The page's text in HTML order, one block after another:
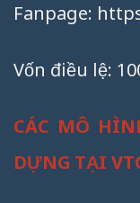
Fanpage:
Vốn điều lệ:
CÁC MÔ
DỰNG TẠI